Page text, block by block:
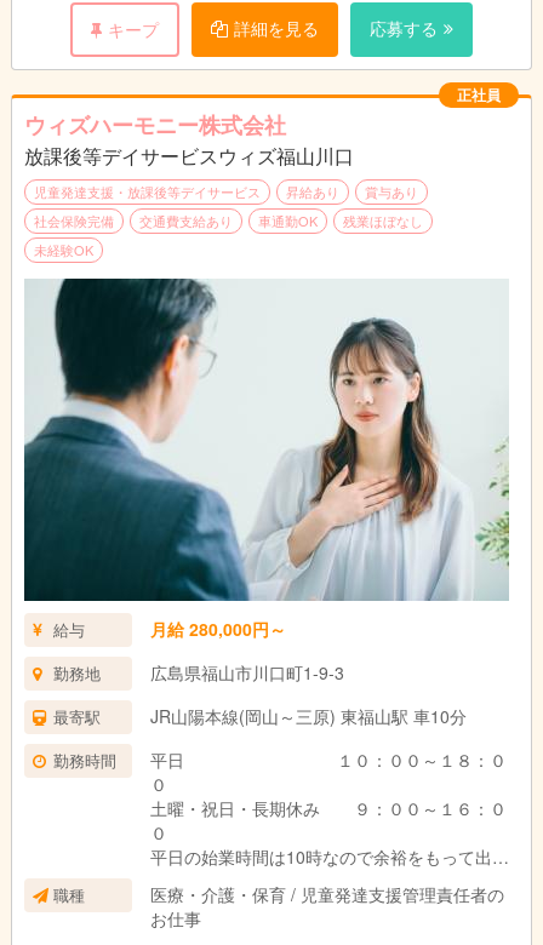
入社後、研修制度がありますので未経験でも大丈夫です！
児童発達支援管理責任者に就任した場合は、
保護者対応や利用者への支援内容の作成などもあります。
＜具体的な業務内容＞
・個別レッスン（50分間）
・保護者への報告、ヒヤリング（10分間）
・教材の準備、レポート作成
・教室内整備等、付帯業務
キープ 詳細を見る 応募する
正社員
ウィズハーモニー株式会社
放課後等デイサービスウィズ福山川口
児童発達支援・放課後等デイサービス 昇給あり
賞与あり
社会保険完備
交通費支給あり 車通勤OK
残業ほぼなし
未経験OK
給与 月給 280,000円～
勤務地 広島県福山市川口町1-9-3
最寄駅 JR山陽本線(岡山～三原) 東福山駅 車10分
勤務時間
平日 １０：００～１８：０
０
土曜・祝日・長期休み ９：００～１６：０
０
平日の始業時間は10時なので余裕をもって出勤
できます。
実働７時間勤務です
職種
医療・介護・保育 / 児童発達支援管理責任者の
お仕事